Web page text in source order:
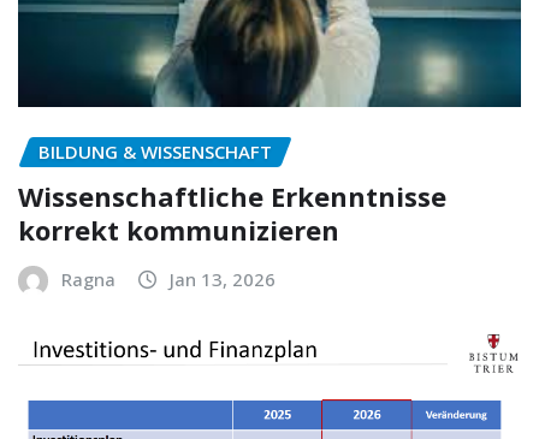
BILDUNG & WISSENSCHAFT
Wissenschaftliche Erkenntnisse
korrekt kommunizieren
Ragna Jan 13, 2026